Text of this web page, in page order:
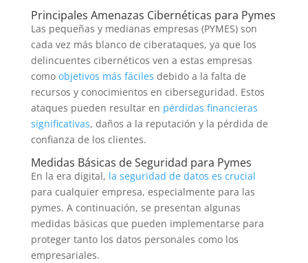
Principales Amenazas Cibernéticas para Pymes
Las pequeñas y medianas empresas (PYMES) son
cada vez más blanco de ciberataques, ya que los
delincuentes cibernéticos ven a estas empresas
como objetivos más fáciles debido a la falta de
recursos y conocimientos en ciberseguridad. Estos
ataques pueden resultar en pérdidas financieras
significativas, daños a la reputación y la pérdida de
confianza de los clientes.
Medidas Básicas de Seguridad para Pymes
En la era digital, la seguridad de datos es crucial
para cualquier empresa, especialmente para las
pymes. A continuación, se presentan algunas
medidas básicas que pueden implementarse para
proteger tanto los datos personales como los
empresariales.